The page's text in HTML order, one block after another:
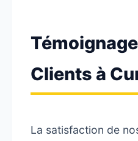
Clients à
La satisfaction de